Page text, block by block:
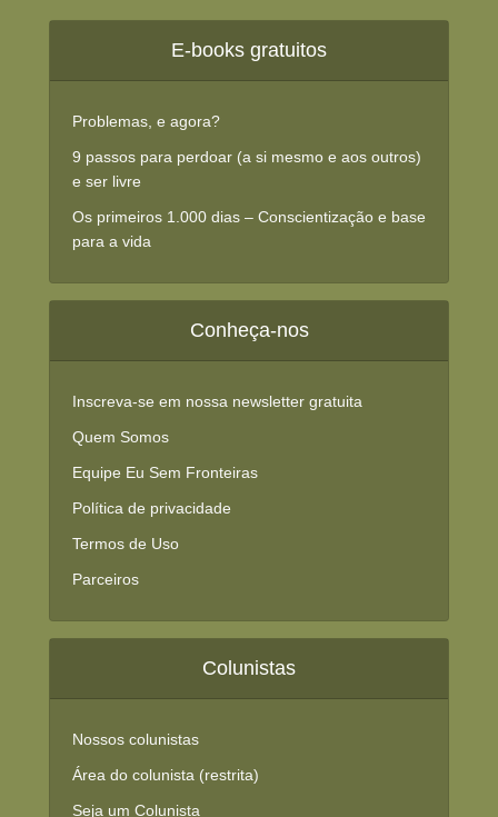
E-books gratuitos
Problemas, e agora?
9 passos para perdoar (a si mesmo e aos outros)
e ser livre
Os primeiros 1.000 dias – Conscientização e base
para a vida
Conheça-nos
Inscreva-se em nossa newsletter gratuita
Quem Somos
Equipe Eu Sem Fronteiras
Política de privacidade
Termos de Uso
Parceiros
Colunistas
Nossos colunistas
Área do colunista (restrita)
Seja um Colunista